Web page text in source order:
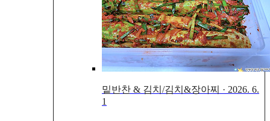
밑반찬 & 김치/김치&장아찌 · 2026. 6.
1